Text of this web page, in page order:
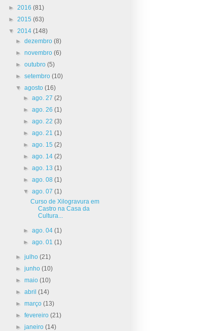
► 2016 (81)
► 2015 (63)
▼ 2014 (148)
►dezembro(8)
►novembro(6)
►outubro(5)
►setembro(10)
▼agosto(16)
► ago. 27 (2)
► ago. 26 (1)
► ago. 22 (3)
► ago. 21 (1)
► ago. 15 (2)
► ago. 14 (2)
► ago. 13 (1)
► ago. 08 (1)
▼ ago. 07 (1)
Curso de Xilogravura em
Castro na Casa da
Cultura...
► ago. 04 (1)
► ago. 01 (1)
►julho(21)
►junho(10)
►maio(10)
►abril(14)
►março(13)
►fevereiro(21)
►janeiro(14)